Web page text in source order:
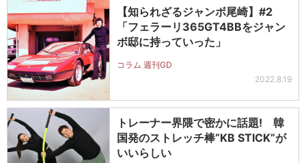
【知られざるジャンボ尾崎】#2
「フェラーリ365GT4BBをジャン
ボ邸に持っていった」
コラム 週刊GD
2022.8.19
トレーナー界隈で密かに話題! 韓
国発のストレッチ棒“KB STICK”が
いいらしい